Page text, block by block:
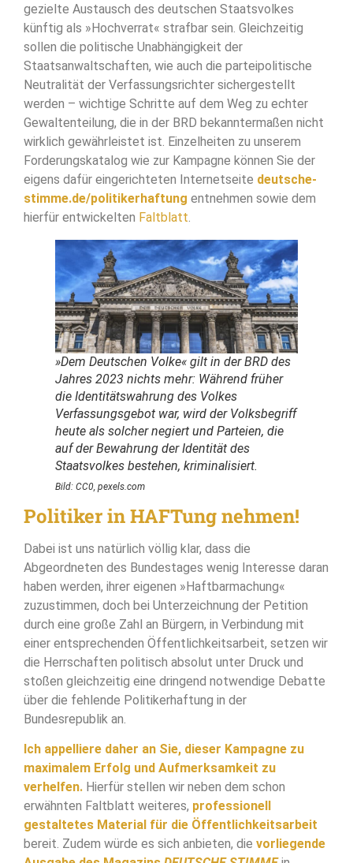
gezielte Austausch des deutschen Staatsvolkes
künftig als »Hochverrat« strafbar sein. Gleichzeitig
sollen die politische Unabhängigkeit der
Staatsanwaltschaften, wie auch die parteipolitische
Neutralität der Verfassungsrichter sichergestellt
werden – wichtige Schritte auf dem Weg zu echter
Gewaltenteilung, die in der BRD bekanntermaßen nicht
wirklich gewährleistet ist. Einzelheiten zu unserem
Forderungskatalog wie zur Kampagne können Sie der
eigens dafür eingerichteten Internetseite deutsche-
stimme.de/politikerhaftung entnehmen sowie dem
hierfür entwickelten Faltblatt.
»Dem Deutschen Volke« gilt in der BRD des
Jahres 2023 nichts mehr: Während früher
die Identitätswahrung des Volkes
Verfassungsgebot war, wird der Volksbegriff
heute als solcher negiert und Parteien, die
auf der Bewahrung der Identität des
Staatsvolkes bestehen, kriminalisiert.
Bild: CC0, pexels.com
Politiker in HAFTung nehmen!
Dabei ist uns natürlich völlig klar, dass die
Abgeordneten des Bundestages wenig Interesse daran
haben werden, ihrer eigenen »Haftbarmachung«
zuzustimmen, doch bei Unterzeichnung der Petition
durch eine große Zahl an Bürgern, in Verbindung mit
einer entsprechenden Öffentlichkeitsarbeit, setzen wir
die Herrschaften politisch absolut unter Druck und
stoßen gleichzeitig eine dringend notwendige Debatte
über die fehlende Politikerhaftung in der
Bundesrepublik an.
Ich appelliere daher an Sie, dieser Kampagne zu
maximalem Erfolg und Aufmerksamkeit zu
verhelfen. Hierfür stellen wir neben dem schon
erwähnten Faltblatt weiteres, professionell
gestaltetes Material für die Öffentlichkeitsarbeit
bereit. Zudem würde es sich anbieten, die vorliegende